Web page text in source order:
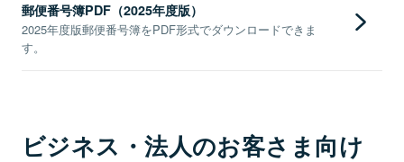
郵便番号簿PDF（2025年度版）
2025年度版郵便番号簿をPDF形式でダウンロードできま
す。
ビジネス・法人のお客さま向け